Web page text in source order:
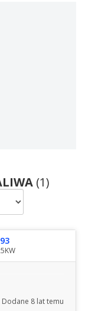
(1)
Dodane 8 lat temu